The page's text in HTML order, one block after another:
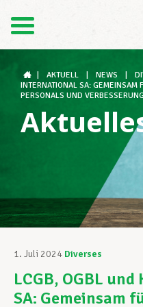
Der LCGB
Unterstützung
Ihre Rechte
AKTUELL NEWS
INTERNATIONAL SA: GEMEINSAM
PERSONALS UND
1. Juli 2024 Diverses
LCGB, OGBL und
SA: Gemeinsam